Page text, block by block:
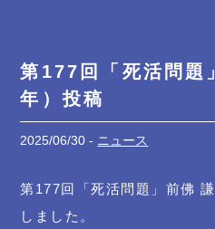
第177回「死活問題
年）投稿
2025/06/30 - ニュース
第177回「死活問題」前佛
しました。